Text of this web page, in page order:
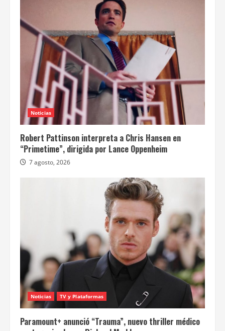
Noticias
Robert Pattinson interpreta a Chris Hansen en
“Primetime”, dirigida por Lance Oppenheim
7 agosto, 2026
Noticias TV y Plataformas
Paramount+ anunció “Trauma”, nuevo thriller médico